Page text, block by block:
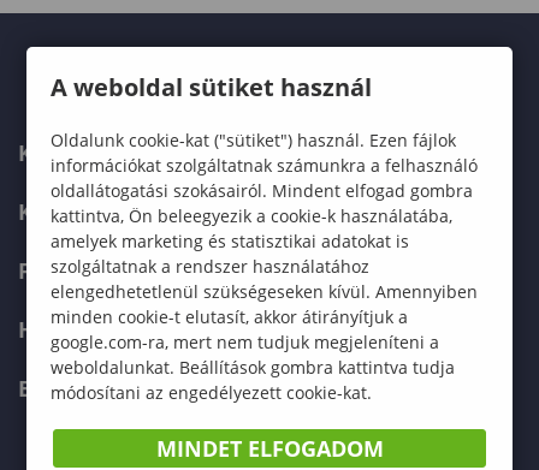
KARUNK
KÉPZÉSEK
FELVÉTELIZŐKNEK
HALLGATÓKNAK
ERASMUS+
A weboldal sütiket használ
Oldalunk cookie-kat ("sütiket") használ. Ezen fájlok
információkat szolgáltatnak számunkra a felhasználó
oldallátogatási szokásairól. Mindent elfogad gombra
kattintva, Ön beleegyezik a cookie-k használatába,
amelyek marketing és statisztikai adatokat is
szolgáltatnak a rendszer használatához
elengedhetetlenül szükségeseken kívül. Amennyiben
minden cookie-t elutasít, akkor átirányítjuk a
google.com-ra, mert nem tudjuk megjeleníteni a
weboldalunkat. Beállítások gombra kattintva tudja
módosítani az engedélyezett cookie-kat.
MINDET ELFOGADOM